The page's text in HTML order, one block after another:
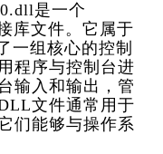
是一个
库文件。它属于
一组核心的控制
程序与控制台进
输入和输出，管
文件通常用于
们能够与操作系